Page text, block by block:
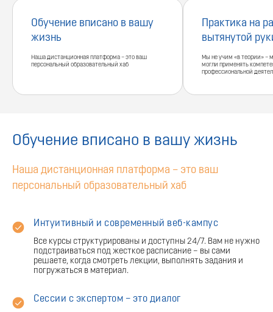
Обучение вписано в вашу
жизнь
Наша дистанционная платформа – это ваш
персональный образовательный хаб
Практика на
вытянутой
Мы не учим «в теории» –
могли применять
профессиональной
Обучение вписано в вашу жизнь
Наша дистанционная платформа – это ваш
персональный образовательный хаб
Интуитивный и современный веб-кампус
Все курсы структурированы и доступны 24/7. Вам не нужно
подстраиваться под жесткое расписание – вы сами
решаете, когда смотреть лекции, выполнять задания и
погружаться в материал.
Сессии с экспертом – это диалог